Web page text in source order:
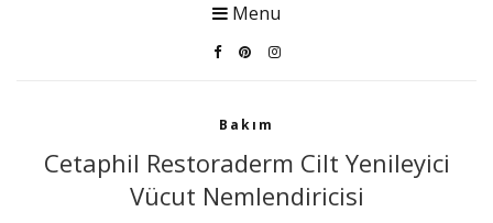
Menu
Bakım
Cetaphil Restoraderm Cilt Yenileyici
Vücut Nemlendiricisi